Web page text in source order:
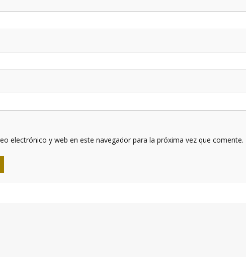
electrónico y web en este navegador para la próxima vez que comente.